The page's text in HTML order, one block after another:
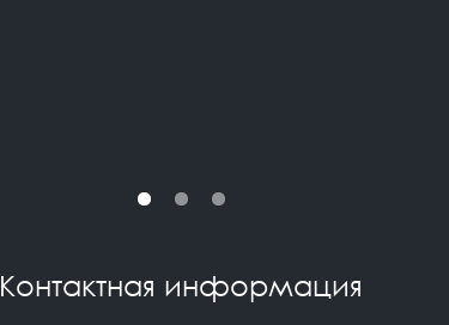
Контактная информация